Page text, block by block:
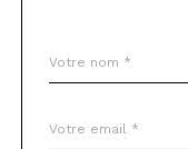
par
*
*